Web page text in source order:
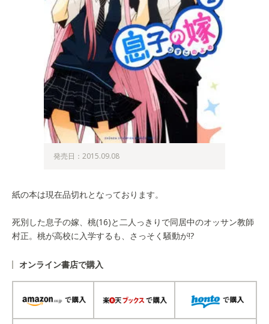
発売日：2015.09.08
紙の本は現在品切れとなっております。
死別した息子の嫁、桃(16)と二人っきりで同居中のオッサン教師
村正。桃が高校に入学するも、さっそく騒動が!?
オンライン書店で購入